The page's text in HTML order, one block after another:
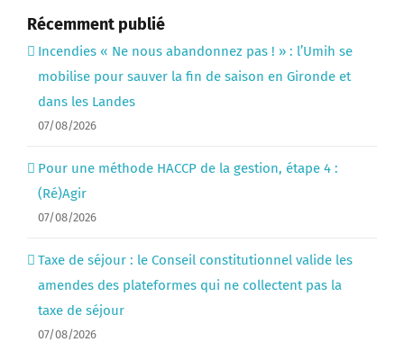
Récemment publié
Incendies « Ne nous abandonnez pas ! » : l’Umih se
mobilise pour sauver la fin de saison en Gironde et
dans les Landes
07/08/2026
Pour une méthode HACCP de la gestion, étape 4 :
(Ré)Agir
07/08/2026
Taxe de séjour : le Conseil constitutionnel valide les
amendes des plateformes qui ne collectent pas la
taxe de séjour
07/08/2026